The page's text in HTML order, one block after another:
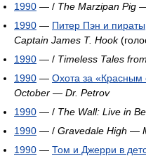
1990 — / The Marzipan Pig
1990 — Питер Пэн и пираты
Captain James T. Hook
1990 — / Timeless Tales
1990 — Охота за «Красным
October — Dr. Petrov
1990 — / The Wall: Live in
1990 — / Gravedale High —
1990 — Том и Джерри в